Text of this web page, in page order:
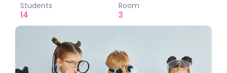
Students
14
Room
3